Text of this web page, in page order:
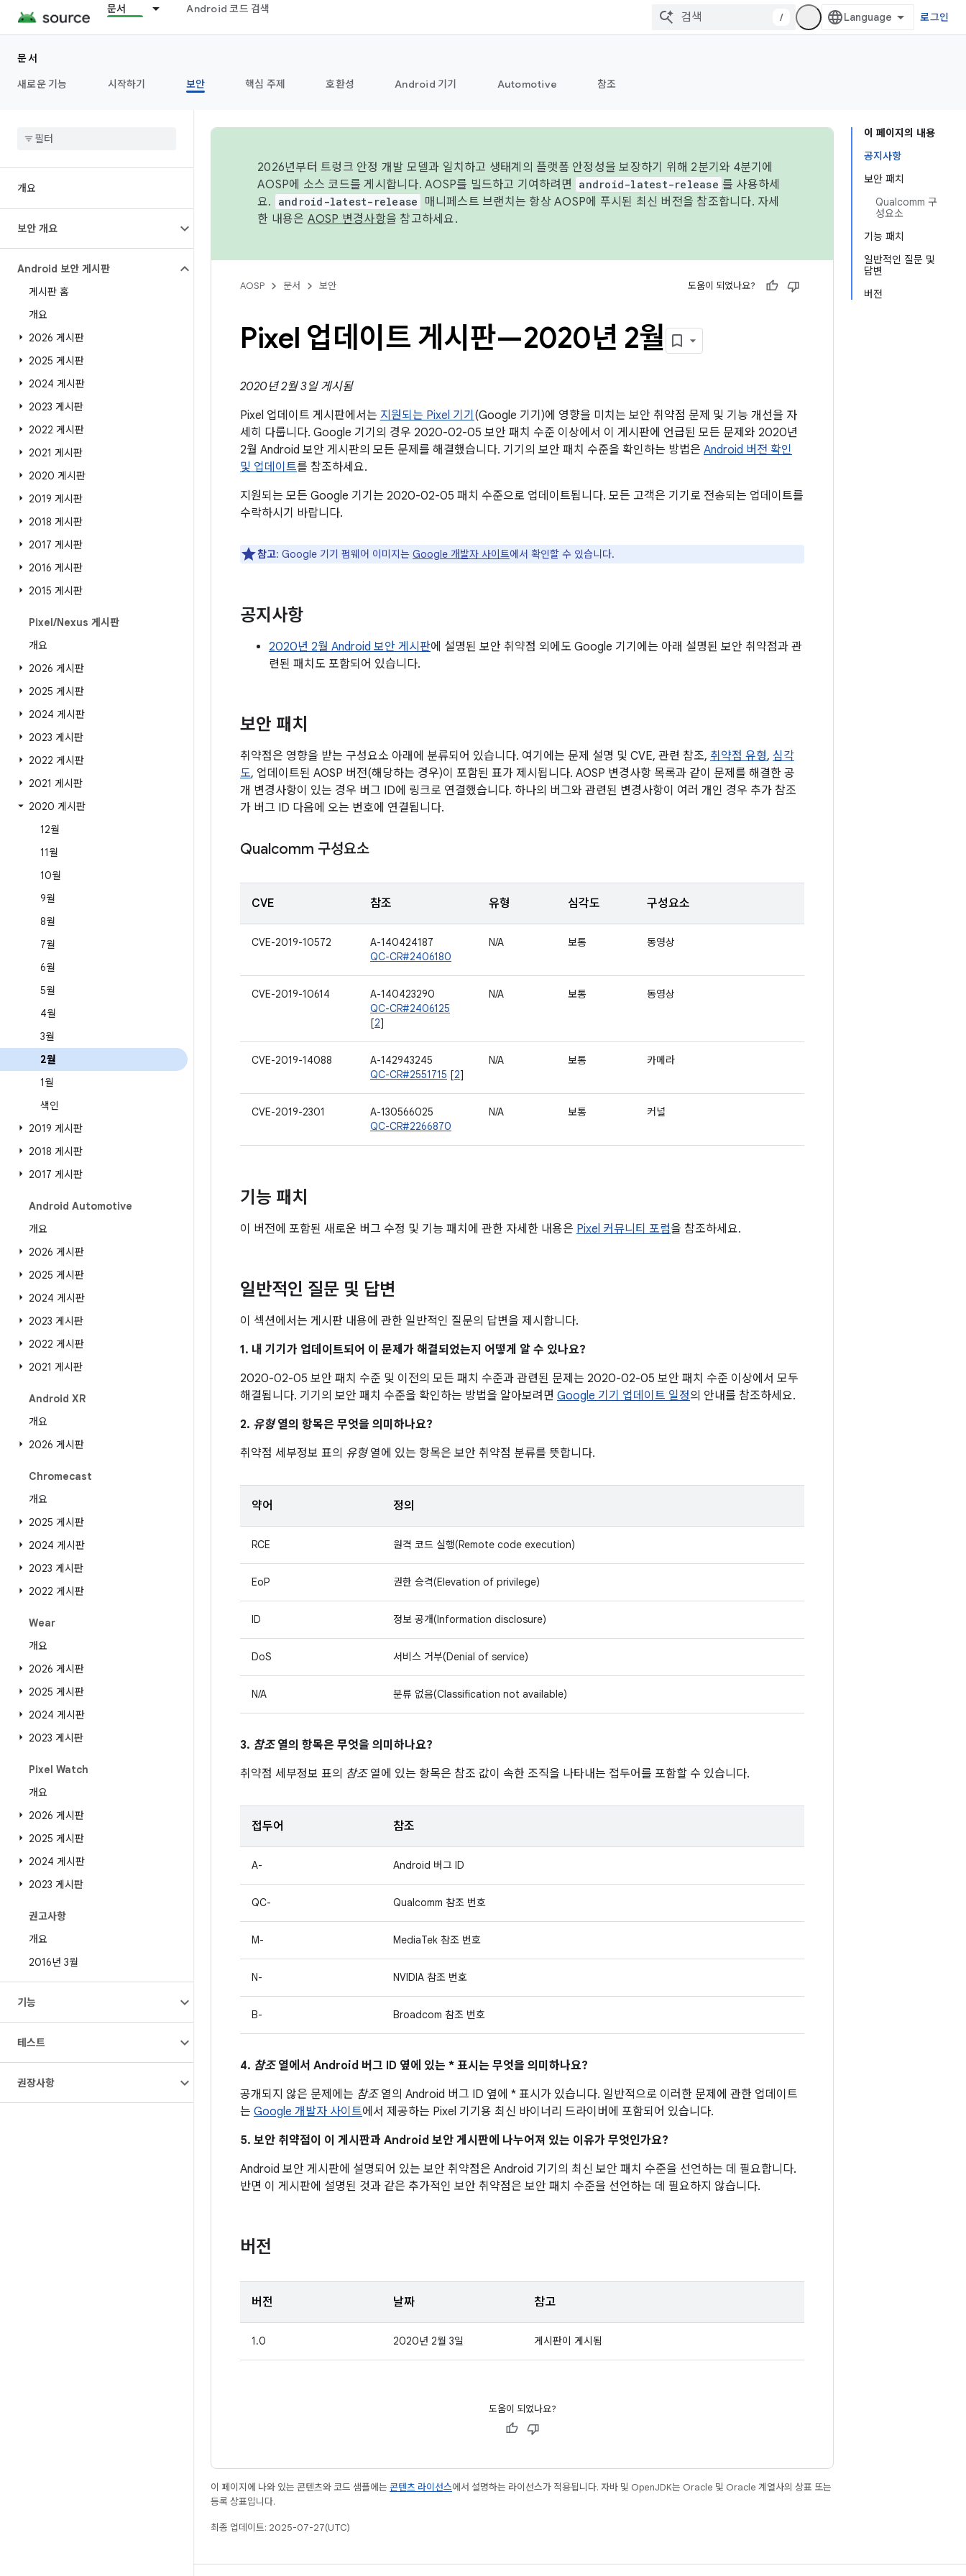
문서 Android 코드 검색
/ 로그인
문서
새로운 기능
시작하기 보안 핵심 주제 호환성 Android 기기 Automotive 참조
개요
보안 개요
Android 보안 게시판
게시판 홈
개요
2026 게시판
2025 게시판
2024 게시판
2023 게시판
2022 게시판
2021 게시판
2020 게시판
2019 게시판
2018 게시판
2017 게시판
2016 게시판
2015 게시판
Pixel/Nexus 게시판
개요
2026 게시판
2025 게시판
2024 게시판
2023 게시판
2022 게시판
2021 게시판
2020 게시판
12월
11월
10월
9월
8월
7월
6월
5월
4월
3월
2월
1월
색인
2019 게시판
2018 게시판
2017 게시판
Android Automotive
개요
2026 게시판
2025 게시판
2024 게시판
2023 게시판
2022 게시판
2021 게시판
Android XR
개요
2026 게시판
Chromecast
개요
2025 게시판
2024 게시판
2023 게시판
2022 게시판
Wear
개요
2026 게시판
2025 게시판
2024 게시판
2023 게시판
Pixel Watch
개요
2026 게시판
2025 게시판
2024 게시판
2023 게시판
권고사항
개요
2016년 3월
기능
테스트
권장사항
이 페이지의 내용
공지사항
보안 패치
Qualcomm 구
성요소
기능 패치
일반적인 질문 및
답변
버전
2026년부터 트렁크 안정 개발 모델과 일치하고 생태계의 플랫폼 안정성을 보장하기 위해 2분기와 4분기에
AOSP에 소스 코드를 게시합니다. AOSP를 빌드하고 기여하려면
android-latest-release 를 사용하세
요.
android-latest-release
매니페스트 브랜치는 항상 AOSP에 푸시된 최신 버전을 참조합니다. 자세
한 내용은 AOSP 변경사항을 참고하세요.
AOSP 문서 보안 도움이 되었나요?
Pixel 업데이트 게시판—2020년 2월
2020년 2월 3일 게시됨
Pixel 업데이트 게시판에서는 지원되는 Pixel 기기 (Google 기기)에 영향을 미치는 보안 취약점 문제 및 기능 개선을 자
세히 다룹니다. Google 기기의 경우 2020-02-05 보안 패치 수준 이상에서 이 게시판에 언급된 모든 문제와 2020년
2월 Android 보안 게시판의 모든 문제를 해결했습니다. 기기의 보안 패치 수준을 확인하는 방법은 Android 버전 확인
및 업데이트를 참조하세요.
지원되는 모든 Google 기기는 2020-02-05 패치 수준으로 업데이트됩니다. 모든 고객은 기기로 전송되는 업데이트를
수락하시기 바랍니다.
참고: Google 기기 펌웨어 이미지는 Google 개발자 사이트에서 확인할 수 있습니다.
공지사항
2020년 2월 Android 보안 게시판에 설명된 보안 취약점 외에도 Google 기기에는 아래 설명된 보안 취약점과 관
련된 패치도 포함되어 있습니다.
보안 패치
취약점은 영향을 받는 구성요소 아래에 분류되어 있습니다. 여기에는 문제 설명 및 CVE, 관련 참조, 취약점 유형, 심각
도, 업데이트된 AOSP 버전(해당하는 경우)이 포함된 표가 제시됩니다. AOSP 변경사항 목록과 같이 문제를 해결한 공
개 변경사항이 있는 경우 버그 ID에 링크로 연결했습니다. 하나의 버그와 관련된 변경사항이 여러 개인 경우 추가 참조
가 버그 ID 다음에 오는 번호에 연결됩니다.
Qualcomm 구성요소
CVE 참조 유형 심각도 구성요소
CVE-2019-10572
A-140424187
QC-CR#2406180
N/A 보통 동영상
CVE-2019-10614
A-140423290
QC-CR#2406125
[2]
N/A 보통 동영상
CVE-2019-14088
A-142943245
QC-CR#2551715 [2]
N/A 보통 카메라
CVE-2019-2301
A-130566025
QC-CR#2266870
N/A 보통 커널
기능 패치
이 버전에 포함된 새로운 버그 수정 및 기능 패치에 관한 자세한 내용은 Pixel 커뮤니티 포럼을 참조하세요.
일반적인 질문 및 답변
이 섹션에서는 게시판 내용에 관한 일반적인 질문의 답변을 제시합니다.
1. 내 기기가 업데이트되어 이 문제가 해결되었는지 어떻게 알 수 있나요?
2020-02-05 보안 패치 수준 및 이전의 모든 패치 수준과 관련된 문제는 2020-02-05 보안 패치 수준 이상에서 모두
해결됩니다. 기기의 보안 패치 수준을 확인하는 방법을 알아보려면 Google 기기 업데이트 일정의 안내를 참조하세요.
2. 유형열의 항목은 무엇을 의미하나요?
취약점 세부정보 표의 유형열에 있는 항목은 보안 취약점 분류를 뜻합니다.
약어 정의
RCE 원격 코드 실행(Remote code execution)
EoP 권한 승격(Elevation of privilege)
ID 정보 공개(Information disclosure)
DoS 서비스 거부(Denial of service)
N/A 분류 없음(Classification not available)
3. 참조열의 항목은 무엇을 의미하나요?
취약점 세부정보 표의 참조열에 있는 항목은 참조 값이 속한 조직을 나타내는 접두어를 포함할 수 있습니다.
접두어 참조
A- Android 버그 ID
QC- Qualcomm 참조 번호
M- MediaTek 참조 번호
N- NVIDIA 참조 번호
B- Broadcom 참조 번호
4. 참조열에서 Android 버그 ID 옆에 있는 * 표시는 무엇을 의미하나요?
공개되지 않은 문제에는 참조열의 Android 버그 ID 옆에 * 표시가 있습니다. 일반적으로 이러한 문제에 관한 업데이트
는 Google 개발자 사이트에서 제공하는 Pixel 기기용 최신 바이너리 드라이버에 포함되어 있습니다.
5. 보안 취약점이 이 게시판과 Android 보안 게시판에 나누어져 있는 이유가 무엇인가요?
Android 보안 게시판에 설명되어 있는 보안 취약점은 Android 기기의 최신 보안 패치 수준을 선언하는 데 필요합니다.
반면 이 게시판에 설명된 것과 같은 추가적인 보안 취약점은 보안 패치 수준을 선언하는 데 필요하지 않습니다.
버전
버전 날짜 참고
1.0 2020년 2월 3일 게시판이 게시됨
도움이 되었나요?
이 페이지에 나와 있는 콘텐츠와 코드 샘플에는 콘텐츠 라이선스에서 설명하는 라이선스가 적용됩니다. 자바 및 OpenJDK는 Oracle 및 Oracle 계열사의 상표 또는
등록 상표입니다.
최종 업데이트: 2025-07-27(UTC)